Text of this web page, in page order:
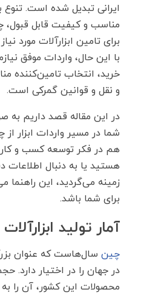
ایرانی تبدیل شده است.
مناسب و کیفیت قابل
برای تامین ابزارآلات مورد
با این حال، واردات موفق
خرید، انتخاب تامین‌کننده
‌و نقل و قوانین گمرکی است.
در این مقاله قصد داریم به
شما در مسیر واردات ابزار
هم در فکر توسعه کسب‌ و
هستید یا به دنبال اطلاعات
زمینه می‌گردید، این
برای شما باشد.
آمار تولید
چین سال‌هاست که عنوان
در جهان را در اختیار دارد.
محصولات این کشور، آن را